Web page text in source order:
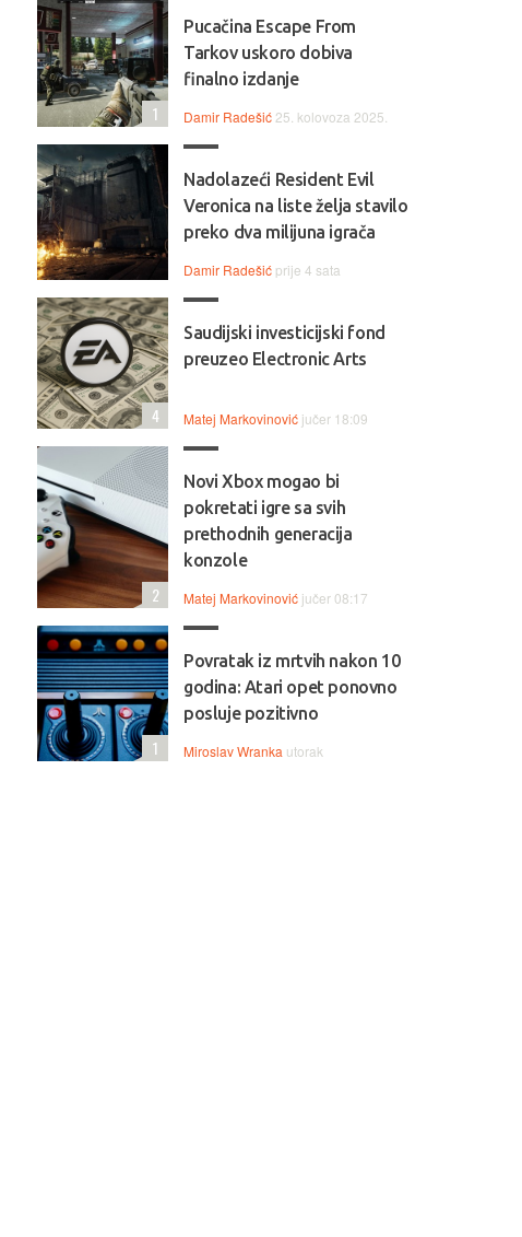
Pucačina Escape From
Tarkov uskoro dobiva
finalno izdanje
Damir Radešić 25. kolovoza 2025.
1
Nadolazeći Resident Evil
Veronica na liste želja stavilo
preko dva milijuna igrača
Damir Radešić prije 4 sata
Saudijski investicijski fond
preuzeo Electronic Arts
Matej Markovinović jučer 18:09
4
Novi Xbox mogao bi
pokretati igre sa svih
prethodnih generacija
konzole
Matej Markovinović jučer 08:17
2
Povratak iz mrtvih nakon 10
godina: Atari opet ponovno
posluje pozitivno
Miroslav Wranka utorak
1